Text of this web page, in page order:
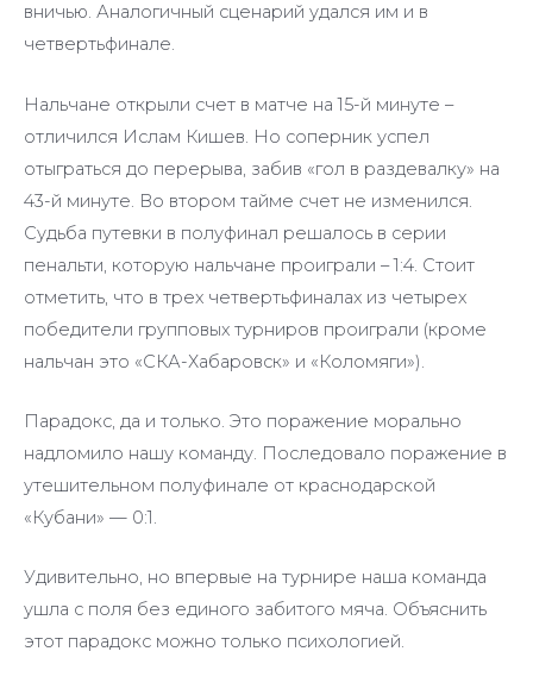
вничью. Аналогичный сценарий удался им и в
четвертьфинале.
Нальчане открыли счет в матче на 15-й минуте –
отличился Ислам Кишев. Но соперник успел
отыграться до перерыва, забив «гол в раздевалку» на
43-й минуте. Во втором тайме счет не изменился.
Судьба путевки в полуфинал решалось в серии
пенальти, которую нальчане проиграли – 1:4. Стоит
отметить, что в трех четвертьфиналах из четырех
победители групповых турниров проиграли (кроме
нальчан это «СКА-Хабаровск» и «Коломяги»).
Парадокс, да и только. Это поражение морально
надломило нашу команду. Последовало поражение в
утешительном полуфинале от краснодарской
«Кубани» — 0:1.
Удивительно, но впервые на турнире наша команда
ушла с поля без единого забитого мяча. Объяснить
этот парадокс можно только психологией.